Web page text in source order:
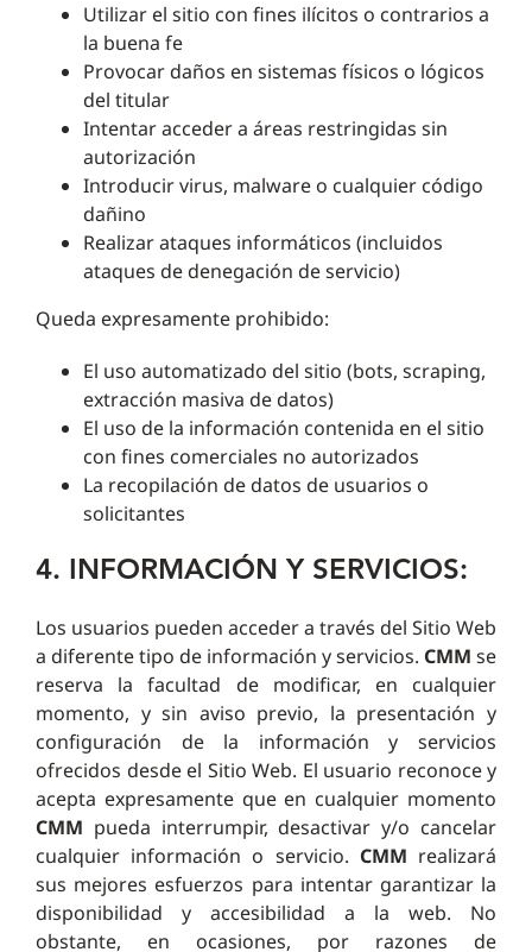
Utilizar el sitio con fines ilícitos o contrarios a
la buena fe
Provocar daños en sistemas físicos o lógicos
del titular
Intentar acceder a áreas restringidas sin
autorización
Introducir virus, malware o cualquier código
dañino
Realizar ataques informáticos (incluidos
ataques de denegación de servicio)
Queda expresamente prohibido:
El uso automatizado del sitio (bots, scraping,
extracción masiva de datos)
El uso de la información contenida en el sitio
con fines comerciales no autorizados
La recopilación de datos de usuarios o
solicitantes
4. INFORMACIÓN Y SERVICIOS:
Los usuarios pueden acceder a través del Sitio Web
a diferente tipo de información y servicios. CMM se
reserva la facultad de modificar, en cualquier
momento, y sin aviso previo, la presentación y
configuración de la información y servicios
ofrecidos desde el Sitio Web. El usuario reconoce y
acepta expresamente que en cualquier momento
CMM pueda interrumpir, desactivar y/o cancelar
cualquier información o servicio. CMM realizará
sus mejores esfuerzos para intentar garantizar la
disponibilidad y accesibilidad a la web. No
obstante, en ocasiones, por razones de